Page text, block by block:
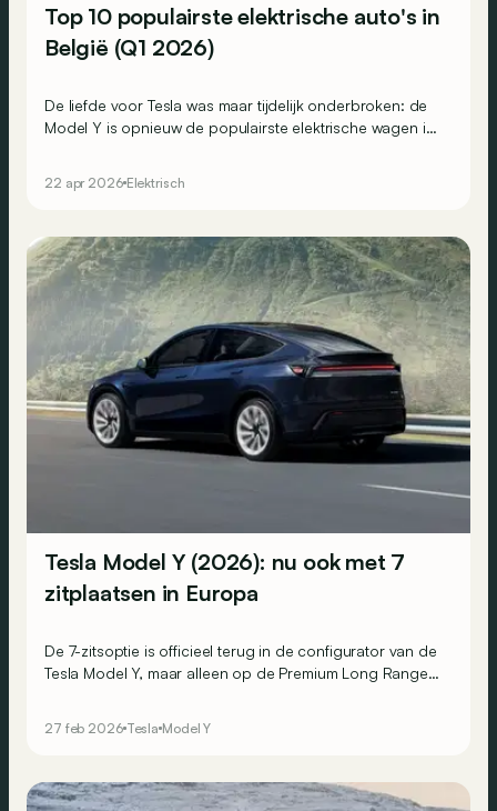
Top 10 populairste elektrische auto's in
België (Q1 2026)
De liefde voor Tesla was maar tijdelijk onderbroken: de
Model Y is opnieuw de populairste elektrische wagen in
nestelen?
22 apr 2026 Elektrisch
Tesla Model Y (2026): nu ook met 7
zitplaatsen in Europa
De 7-zitsoptie is officieel terug in de configurator van de
Tesla Model Y, maar alleen op de Premium Long Range
27 feb 2026 Tesla Model Y